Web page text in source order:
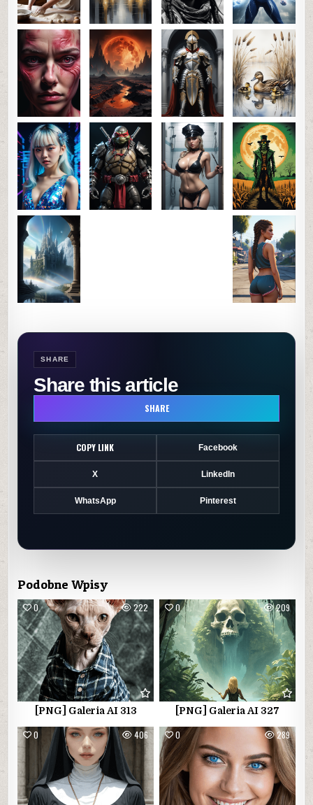
SHARE
Share this article
SHARE
COPY LINK Facebook
X LinkedIn
WhatsApp Pinterest
Podobne Wpisy
0 222
[PNG] Galeria AI 313
0 209
[PNG] Galeria AI 327
0 406 0 289